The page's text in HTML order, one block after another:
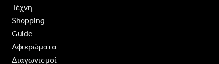
Τέχνη
Shopping
Guide
Aφιερώματα
Διαγωνισμοί